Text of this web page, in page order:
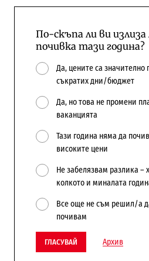
По-скъпа ли ви
почивка тази година?
Да, цените са значително
съкратих дни/бюджет
Да, но това не промени
ваканцията
Тази година няма да
високите цени
Не забелязвам разлика –
колкото и миналата
Все още не съм решил/а
почивам
ГЛАСУВАЙ Архив